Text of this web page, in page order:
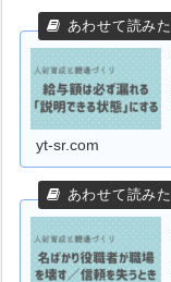
yt-sr.com